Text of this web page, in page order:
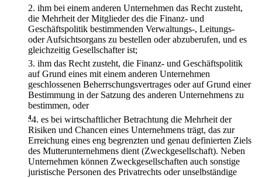
2. ihm bei einem anderen Unternehmen das Recht zusteht,
die Mehrheit der Mitglieder des die Finanz- und
Geschäftspolitik bestimmenden Verwaltungs-, Leitungs-
oder Aufsichtsorgans zu bestellen oder abzuberufen, und es
gleichzeitig Gesellschafter ist;
3. ihm das Recht zusteht, die Finanz- und Geschäftspolitik
auf Grund eines mit einem anderen Unternehmen
geschlossenen Beherrschungsvertrages oder auf Grund einer
Bestimmung in der Satzung des anderen Unternehmens zu
bestimmen, oder
44. es bei wirtschaftlicher Betrachtung die Mehrheit der
Risiken und Chancen eines Unternehmens trägt, das zur
Erreichung eines eng begrenzten und genau definierten Ziels
des Mutterunternehmens dient (Zweckgesellschaft). Neben
Unternehmen können Zweckgesellschaften auch sonstige
juristische Personen des Privatrechts oder unselbständige